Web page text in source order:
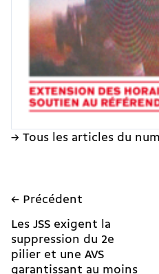
→ Tous les articles du
← Précédent
Les JSS exigent la
suppression du 2e
pilier et une AVS
garantissant au moins